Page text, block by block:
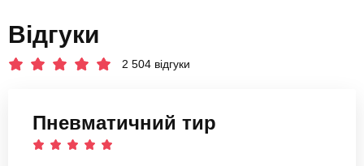
Відгуки
2 504 відгуки
Пневматичний тир